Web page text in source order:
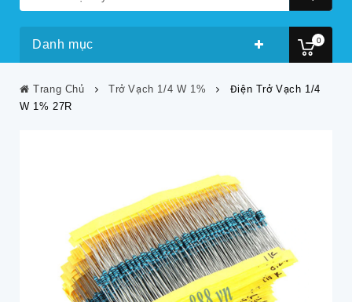
0
Danh mục
Trang Chủ Trở Vạch 1/4 W 1%
Điện Trở Vạch 1/4
W 1% 27R